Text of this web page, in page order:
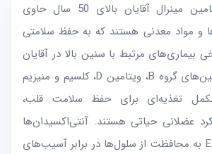
کپسول مولتی ویتامین مینرال آقایان بالای 50 سال حاوی
و مواد معدنی هستند که به حفظ سلامتی
مرتبط با سنین بالا در آقایان
کمک می‌کند. ویتامین‌های گروه B، ویتامین D، کلسیم و منیزیم
تغذیه‌ای برای حفظ سلامت قلب،
عضلانی حیاتی هستند. آنتی‌اکسیدان‌ها
مانند ویتامین C و E به محافظت از سلول‌ها در برابر آسیب‌های